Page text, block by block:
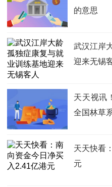
的意思
武汉江岸
迎来无锡
天天视讯
全国林草
天天快看
元